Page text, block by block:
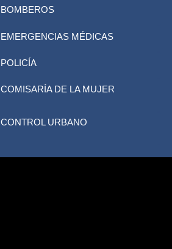
BOMBEROS
EMERGENCIAS MÉDICAS
POLICÍA
COMISARÍA DE LA MUJER
CONTROL URBANO